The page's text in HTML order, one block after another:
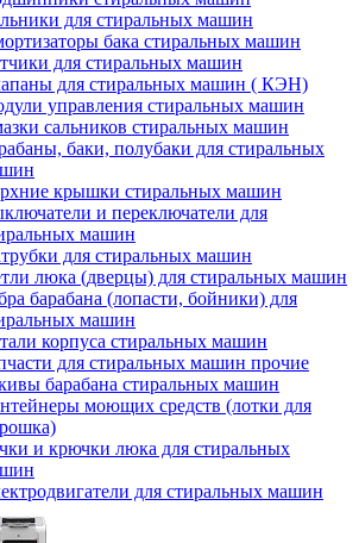
для стиральных машин
бака стиральных машин
для стиральных машин
для стиральных машин ( КЭН)
управления стиральных машин
сальников стиральных машин
баки, полубаки для стиральных
крышки стиральных машин
и переключатели для
машин
для стиральных машин
люка (дверцы) для стиральных машин
барабана (лопасти, бойники) для
машин
корпуса стиральных машин
для стиральных машин прочие
барабана стиральных машин
моющих средств (лотки для
и крючки люка для стиральных
для стиральных машин